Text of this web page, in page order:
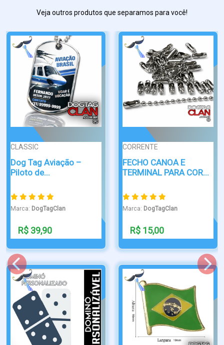
Veja outros produtos que separamos para você!
CORRENTE
FECHO CANOA E
TERMINAL PARA COR...
Marca:DogTagClan
R$ 15,00
PONTA DE DIAM...
Dog tag personalizada
gravaçã...
Marca:DogTagClan
R$ 123,00